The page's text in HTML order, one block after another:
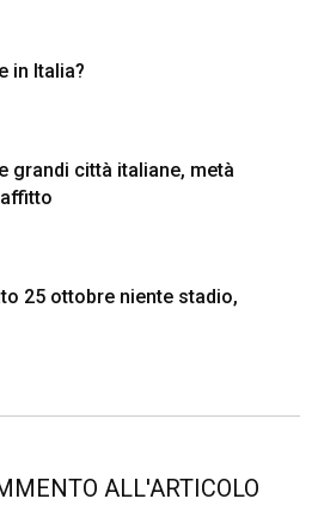
in Italia?
grandi città italiane, metà
25 ottobre niente stadio,
ALL'ARTICOLO